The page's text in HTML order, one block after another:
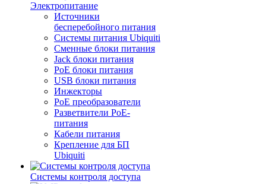
Электропитание
Источники
бесперебойного питания
Системы питания Ubiquiti
Сменные блоки питания
Jack блоки питания
PoE блоки питания
USB блоки питания
Инжекторы
PoE преобразователи
Разветвители PoE-
питания
Кабели питания
Крепление для БП
Ubiquiti
Системы контроля доступа